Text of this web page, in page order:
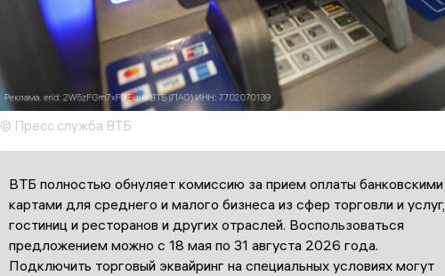
© Пресс служба ВТБ
ВТБ полностью обнуляет комиссию за прием оплаты банковскими
картами для среднего и малого бизнеса из сфер торговли и услуг,
гостиниц и ресторанов и других отраслей. Воспользоваться
предложением можно с 18 мая по 31 августа 2026 года.
Подключить торговый эквайринг на специальных условиях могут